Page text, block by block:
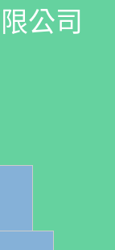
限公司